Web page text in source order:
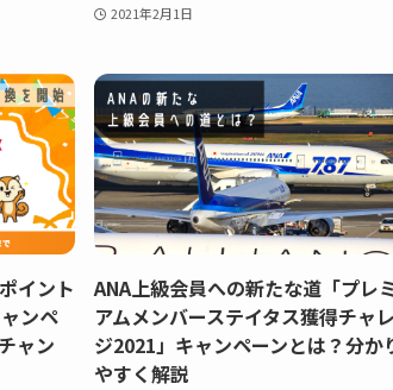
2021年2月1日
イント
ンペ
ャン
ANA上級会員への新たな道「プレ
アムメンバーステイタス獲得チャ
ジ2021」キャンペーンとは？分か
やすく解説